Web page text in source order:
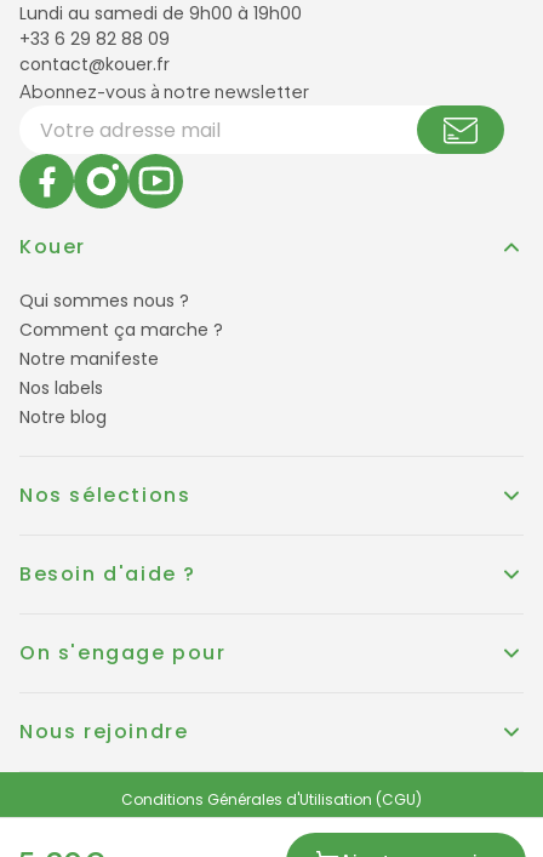
Lundi au samedi de 9h00 à 19h00
+33 6 29 82 88 09
contact@kouer.fr
Newsletter et réseaux sociaux
Abonnez-vous à notre newsletter
Votre adresse email
Kouer
Qui sommes nous ?
Comment ça marche ?
Notre manifeste
Nos labels
Notre blog
Nos sélections
Besoin d'aide ?
On s'engage pour
Nous rejoindre
Conditions Générales d'Utilisation (CGU)
Politique de CookiesMentions légales